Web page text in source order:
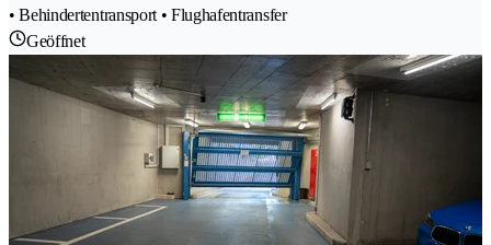
• Behindertentransport • Flughafentransfer
Geöffnet